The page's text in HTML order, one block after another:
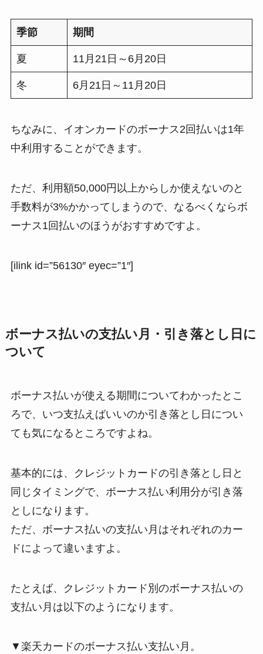
季節 期間
夏 11月21日～6月20日
冬 6月21日～11月20日
ちなみに、イオンカードのボーナス2回払いは1年
中利用することができます。
ただ、利用額50,000円以上からしか使えないのと
手数料が3%かかってしまうので、なるべくならボ
ーナス1回払いのほうがおすすめですよ。
[ilink id=”56130″ eyec=”1″]
ボーナス払いの支払い月・引き落とし日に
ついて
ボーナス払いが使える期間についてわかったとこ
ろで、いつ支払えばいいのか引き落とし日につい
ても気になるところですよね。
基本的には、クレジットカードの引き落とし日と
同じタイミングで、ボーナス払い利用分が引き落
としになります。
ただ、ボーナス払いの支払い月はそれぞれのカー
ドによって違いますよ。
たとえば、クレジットカード別のボーナス払いの
支払い月は以下のようになります。
▼楽天カードのボーナス払い支払い月。